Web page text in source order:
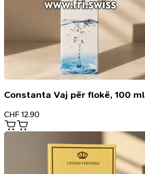
Constanta Vaj për flokë, 100 ml
CHF 12.90